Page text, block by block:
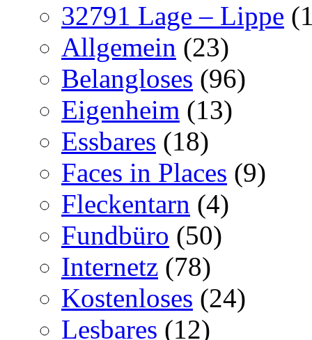
32791 Lage – Lippe
Allgemein (23)
Belangloses (96)
Eigenheim (13)
Essbares (18)
Faces in Places (9)
Fleckentarn (4)
Fundbüro (50)
Internetz (78)
Kostenloses (24)
Lesbares (12)